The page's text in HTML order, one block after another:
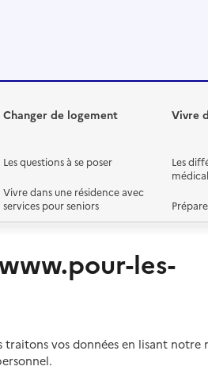
Changer de logement
Les questions à se poser
Vivre dans une résidence avec
services pour seniors
Vivre en accueil familial
Vivre
Les
Aides
Droits
les-
vos données en lisant notre